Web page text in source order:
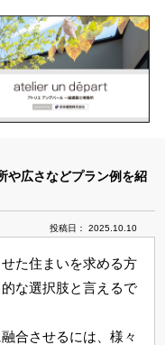
や広さなどプラン例を紹
投稿日： 2025.10.10
た住まいを求める方
な選択肢と言えるで
合させるには、様々